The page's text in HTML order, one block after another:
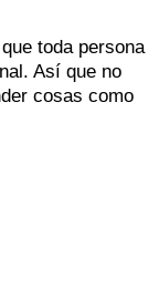
toda persona
Así que no
cosas como